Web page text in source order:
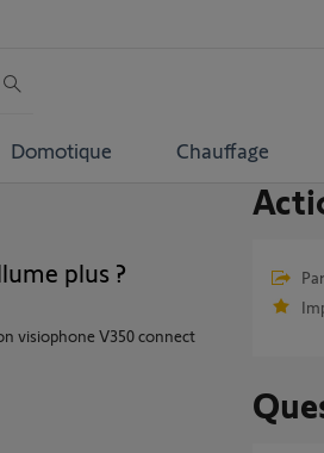
Domotique Chauffage
plus ?
visiophone V350 connect